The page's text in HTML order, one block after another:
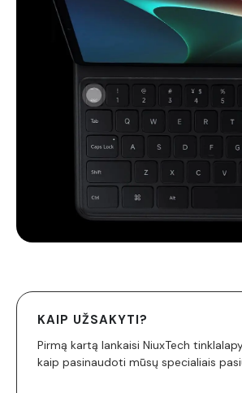
KAIP UŽSAKYTI?
Pirmą kartą lankaisi NiuxTech
kaip pasinaudoti mūsų specialiais